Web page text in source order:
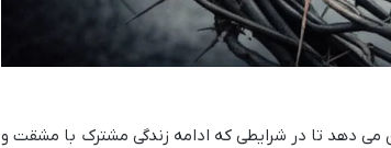
دهد تا در شرایطی که ادامه زندگی مشترک با مشقت و